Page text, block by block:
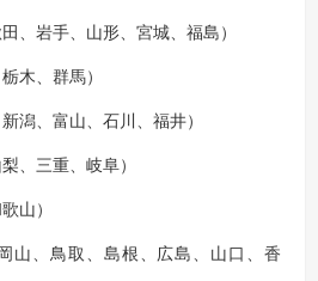
、岩手、山形、宮城、福島）
木、群馬）
潟、富山、石川、福井）
、三重、岐阜）
山）
山、鳥取、島根、広島、山口、香